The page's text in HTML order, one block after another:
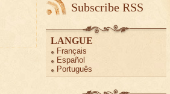
Subscribe RSS
LANGUE
Français
Español
Português